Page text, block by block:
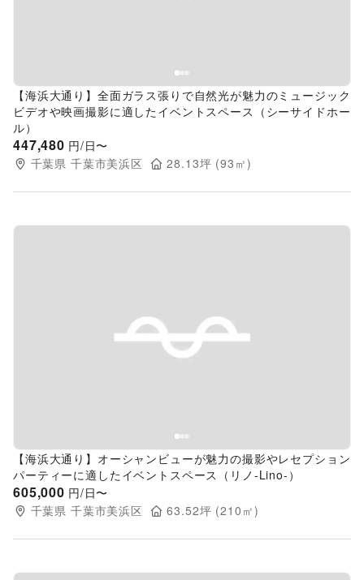
【海浜大通り】全面ガラス張りで自然光が魅力のミュージック
ビデオや映画撮影に適したイベントスペース（シーサイドホー
ル）
447,480 円/日〜
千葉県 千葉市美浜区 28.13坪 (93 ㎡)
Previous slide
【海浜大通り】オーシャンビューが魅力の撮影やレセプション
パーティーに適したイベントスペース（リノ-Lino-）
605,000 円/日〜
千葉県 千葉市美浜区 63.52坪 (210 ㎡)